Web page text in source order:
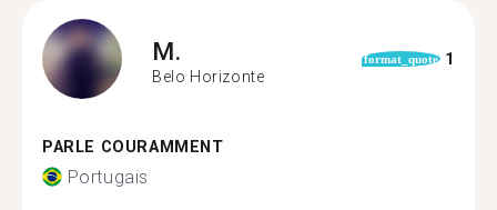
M.
Belo Horizonte
format_quote 1
PARLE COURAMMENT
Portugais